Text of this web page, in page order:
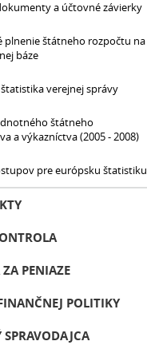
a účtovné závierky
plnenie štátneho rozpočtu na
báze
verejnej správy
štátneho
a výkazníctva (2005 - 2008)
pre európsku štatistiku
PENIAZE
POLITIKY